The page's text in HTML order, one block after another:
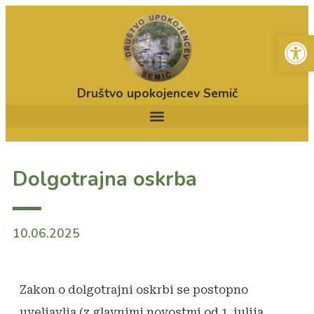
Društvo upokojencev Semič
Dolgotrajna oskrba
10.06.2025
Zakon o dolgotrajni oskrbi se postopno